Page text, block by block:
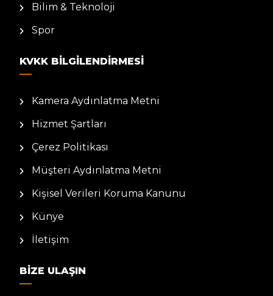
Bilim & Teknoloji
Spor
KVKK BILGILENDIRMESI
Kamera Aydınlatma Metni
Hizmet Şartları
Çerez Politikası
Müşteri Aydınlatma Metni
Kişisel Verileri Koruma Kanunu
Künye
İletişim
BIZE ULAŞIN